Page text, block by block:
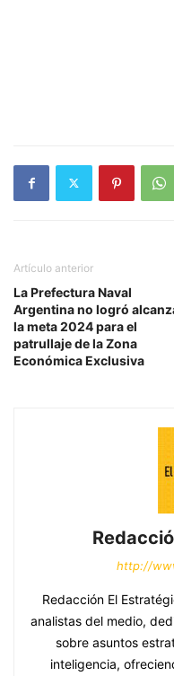
Artículo anterior
La Prefectura Naval
Argentina no logró
la meta 2024 para el
patrullaje de la Zona
Económica Exclusiva
http://
Redacción El
analistas del medio,
sobre asuntos
inteligencia,